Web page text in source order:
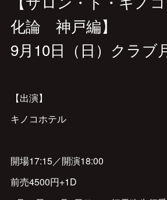
化論 神戸編】
9月10日（日）クラブ
【出演】
キノコホテル
開場17:15／開演18:00
前売4500円+1D